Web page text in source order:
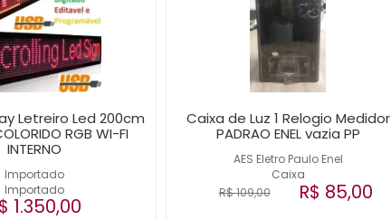
Importado
Importado
Letreiro Led 200cm
RGB WI-FI
INTERNO
1.350,00
AES Eletro Paulo Enel
Caixa
Caixa de Luz 1 Relogio Medidor
PADRAO ENEL vazia PP
R$ 109,00 R$ 85,00